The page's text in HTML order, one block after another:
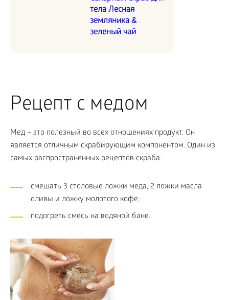
тела Лесная
земляника &
зеленый чай
Рецепт с медом
Мед – это полезный во всех отношениях продукт. Он
является отличным скрабирующим компонентом. Один из
самых распространенных рецептов скраба:
смешать 3 столовые ложки меда, 2 ложки масла
оливы и ложку молотого кофе;
подогреть смесь на водяной бане.